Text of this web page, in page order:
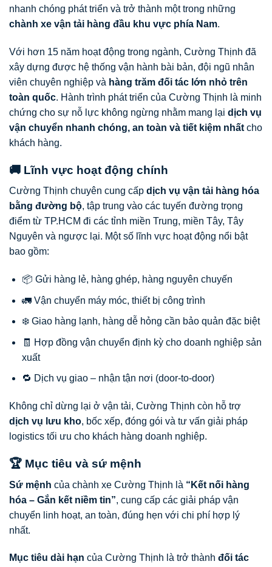
nhanh chóng phát triển và trở thành một trong những
chành xe vận tải hàng đầu khu vực phía Nam.
Với hơn 15 năm hoạt động trong ngành, Cường Thịnh đã
xây dựng được hệ thống vận hành bài bản, đội ngũ nhân
viên chuyên nghiệp và hàng trăm đối tác lớn nhỏ trên
toàn quốc. Hành trình phát triển của Cường Thịnh là minh
chứng cho sự nỗ lực không ngừng nhằm mang lại dịch vụ
vận chuyển nhanh chóng, an toàn và tiết kiệm nhất cho
khách hàng.
🚚 Lĩnh vực hoạt động chính
Cường Thịnh chuyên cung cấp dịch vụ vận tải hàng hóa
bằng đường bộ, tập trung vào các tuyến đường trọng
điểm từ TP.HCM đi các tỉnh miền Trung, miền Tây, Tây
Nguyên và ngược lại. Một số lĩnh vực hoạt động nổi bật
bao gồm:
📦 Gửi hàng lẻ, hàng ghép, hàng nguyên chuyến
🚛 Vận chuyển máy móc, thiết bị công trình
❄️ Giao hàng lạnh, hàng dễ hỏng cần bảo quản đặc biệt
🧾 Hợp đồng vận chuyển định kỳ cho doanh nghiệp sản
xuất
🔁 Dịch vụ giao – nhận tận nơi (door-to-door)
Không chỉ dừng lại ở vận tải, Cường Thịnh còn hỗ trợ
dịch vụ lưu kho, bốc xếp, đóng gói và tư vấn giải pháp
logistics tối ưu cho khách hàng doanh nghiệp.
🏆 Mục tiêu và sứ mệnh
Sứ mệnh của chành xe Cường Thịnh là “Kết nối hàng
hóa – Gắn kết niềm tin”, cung cấp các giải pháp vận
chuyển linh hoạt, an toàn, đúng hẹn với chi phí hợp lý
nhất.
Mục tiêu dài hạn của Cường Thịnh là trở thành đối tác